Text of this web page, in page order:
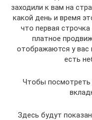
заходили к вам на
какой день и время
что первая
платное
отображаются у вас
есть
Чтобы посмотреть
Здесь будут